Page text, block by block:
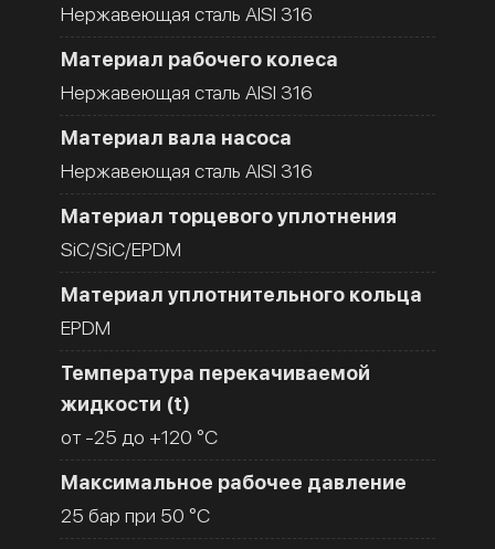
Нержавеющая сталь AISI 316
Материал рабочего колеса
Нержавеющая сталь AISI 316
Материал вала насоса
Нержавеющая сталь AISI 316
Материал торцевого уплотнения
SiC/SiC/EPDM
Материал уплотнительного кольца
EPDM
Температура перекачиваемой
жидкости (t)
от -25 до +120 °C
Максимальное рабочее давление
25 бар при 50 °C